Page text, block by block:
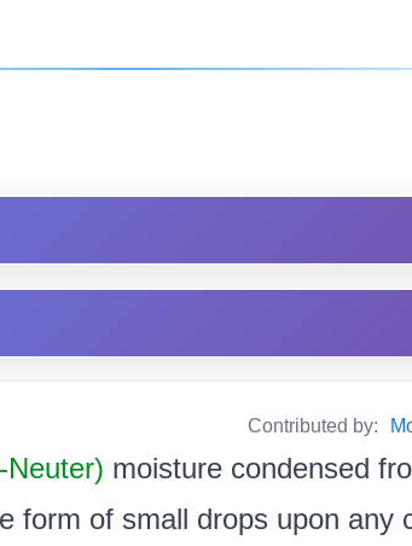
Contributed by:
Neuter) moisture condensed
of small drops upon any